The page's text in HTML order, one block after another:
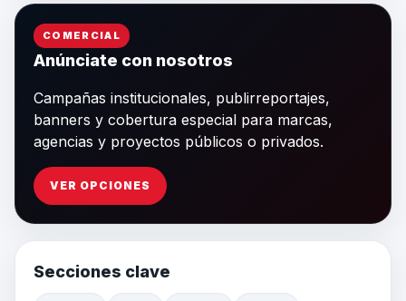
COMERCIAL
Anúnciate con nosotros
Campañas institucionales, publirreportajes,
banners y cobertura especial para marcas,
agencias y proyectos públicos o privados.
VER OPCIONES
Secciones clave